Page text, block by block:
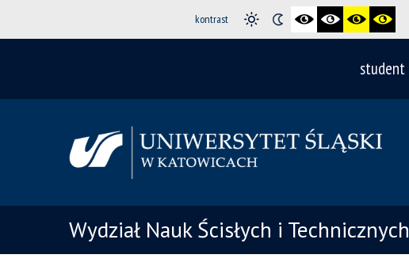
kontrast
student
Wydział Nauk Ścisłych i Technicznych